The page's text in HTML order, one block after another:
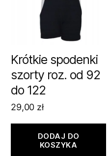
Krótkie spodenki
szorty roz. od 92
do 122
29,00 zł
DODAJ DO
KOSZYKA